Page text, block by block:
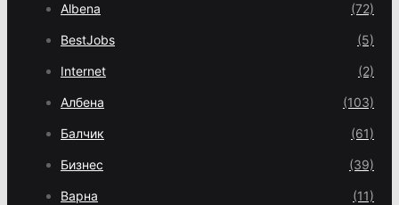
Albena (72)
BestJobs (5)
Internet (2)
Албена (103)
Балчик (61)
Бизнес (39)
Варна (11)